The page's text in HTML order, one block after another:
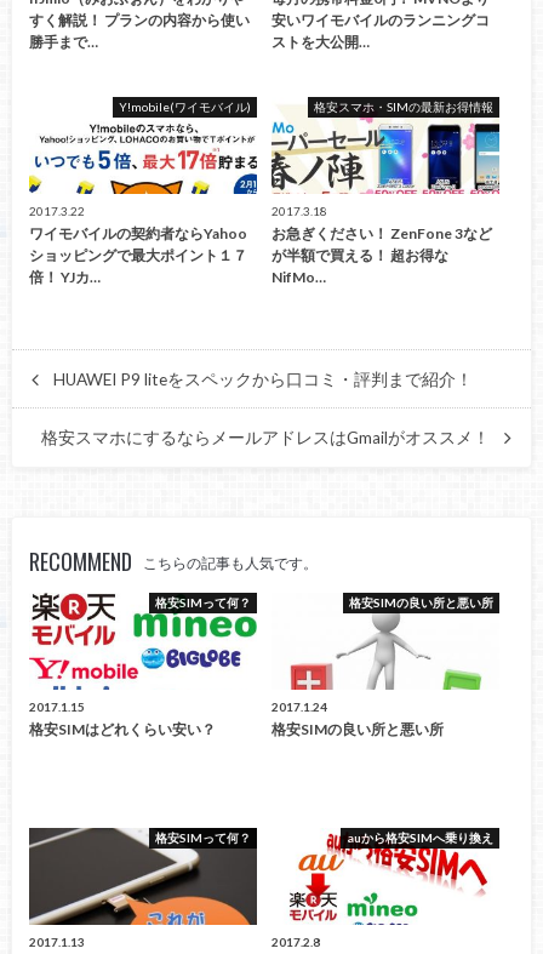
すく解説！ プランの内容から使い
勝手まで…
安いワイモバイルのランニングコ
ストを大公開…
Y!mobile(ワイモバイル)
2017.3.22
ワイモバイルの契約者ならYahoo
ショッピングで最大ポイント１７
倍！ YJカ…
格安スマホ・SIMの最新お得情報
2017.3.18
お急ぎください！ ZenFone 3など
が半額で買える！ 超お得な
NifMo…
HUAWEI P9 liteをスペックから口コミ・評判まで紹介！
格安スマホにするならメールアドレスはGmailがオススメ！
RECOMMEND こちらの記事も人気です。
格安SIMって何？
2017.1.15
格安SIMはどれくらい安い？
格安SIMの良い所と悪い所
2017.1.24
格安SIMの良い所と悪い所
格安SIMって何？
2017.1.13
auから格安SIMへ乗り換え
2017.2.8